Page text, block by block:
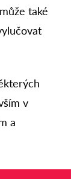
také
v
a